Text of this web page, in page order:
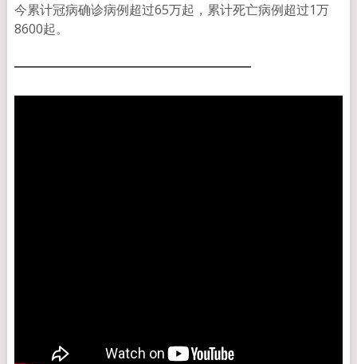
今累计冠病确诊病例超过65万起，累计死亡病例超过1万
8600起。